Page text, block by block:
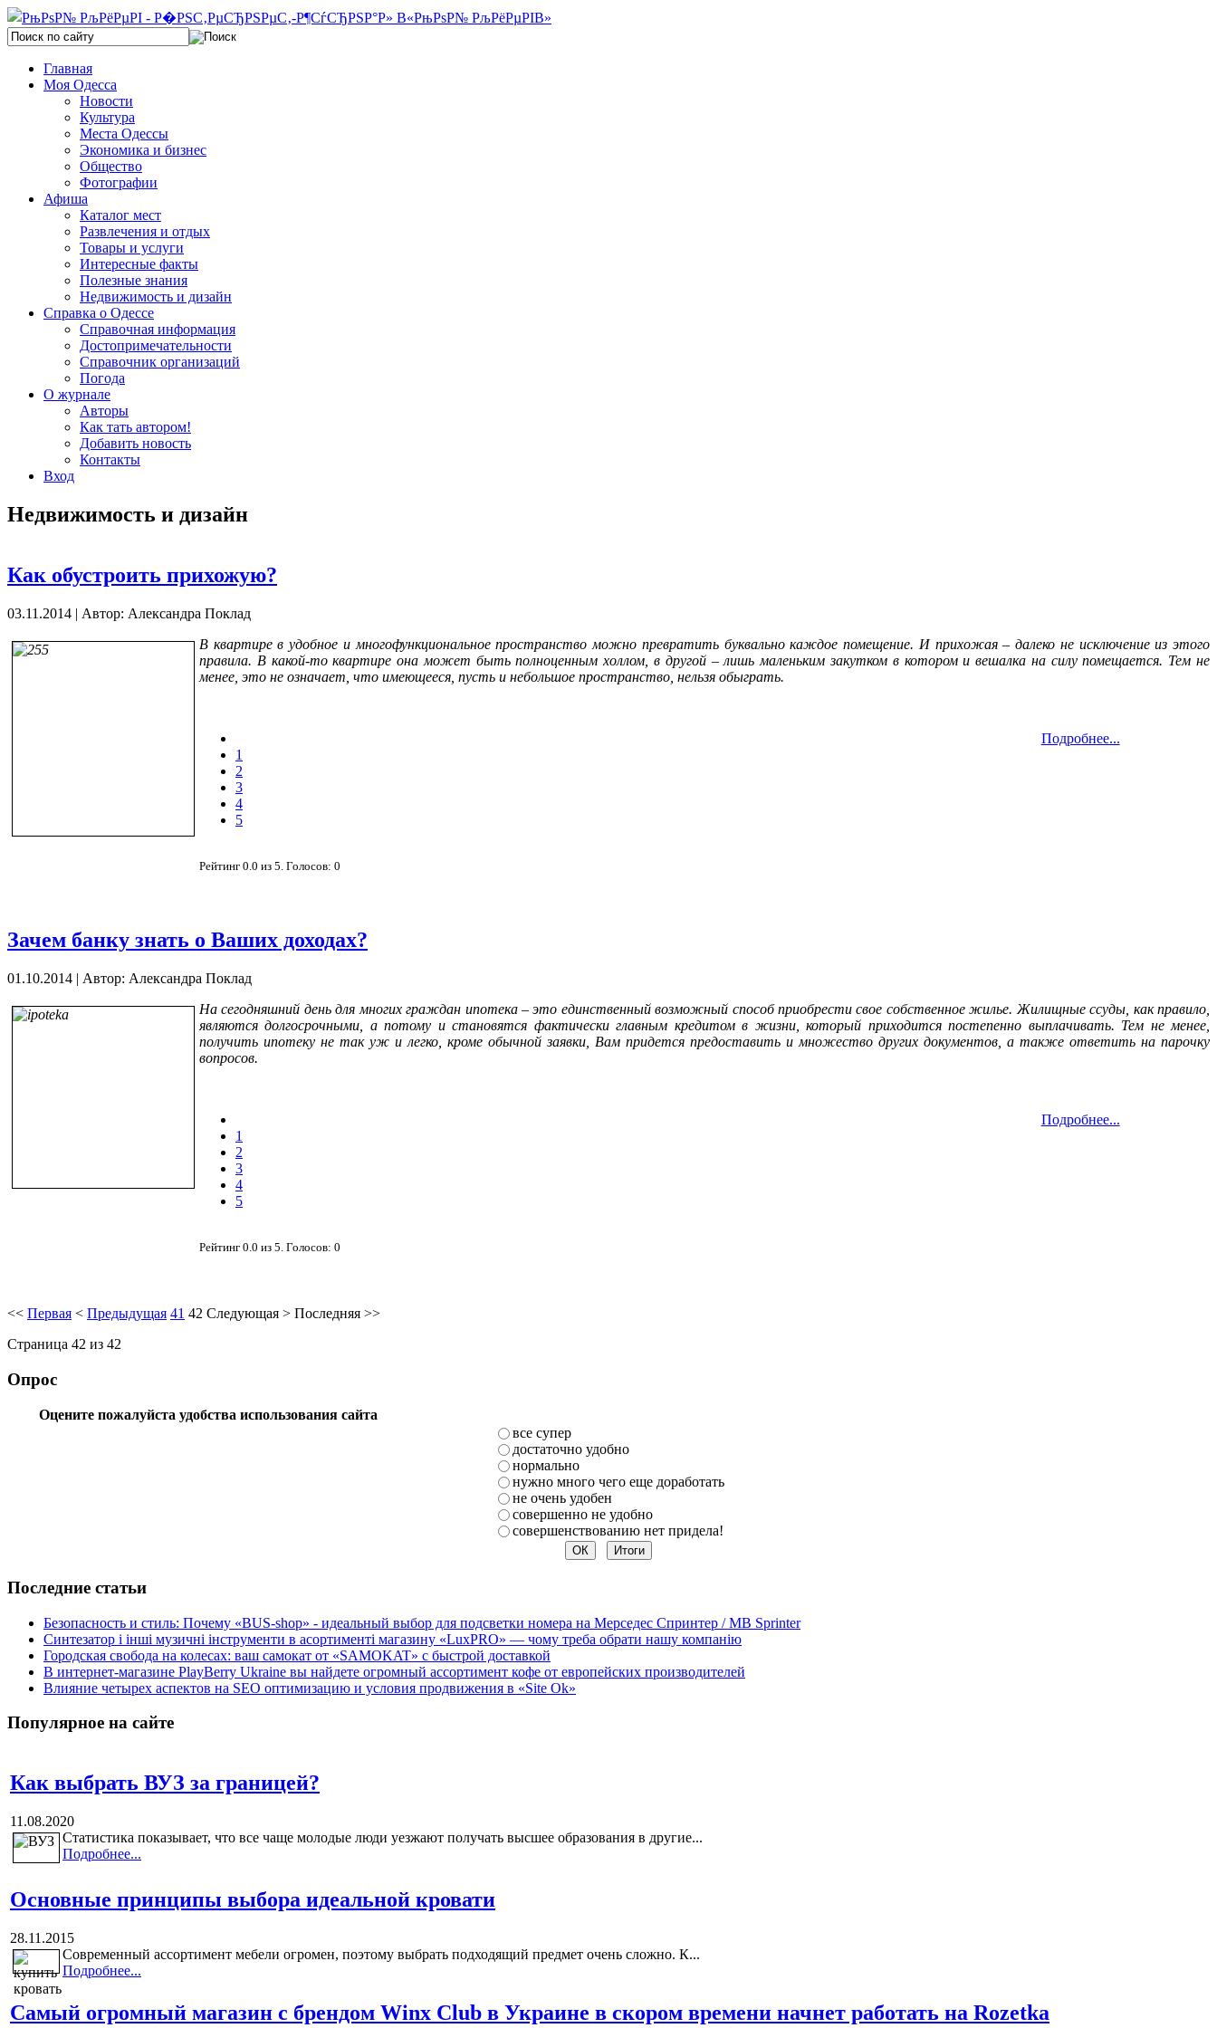
Главная
Моя Одесса
Новости
Культура
Места Одессы
Экономика и бизнес
Общество
Фотографии
Афиша
Каталог мест
Развлечения и отдых
Товары и услуги
Интересные факты
Полезные знания
Недвижимость и дизайн
Справка о Одессе
Справочная информация
Достопримечательности
Справочник организаций
Погода
О журнале
Авторы
Как тать автором!
Добавить новость
Контакты
Вход
Недвижимость и дизайн
Как обустроить прихожую?
03.11.2014 | Автор: Александра Поклад
В квартире в удобное и многофункциональное пространство можно превратить буквально каждое помещение. И прихожая – далеко не исключение из этого
правила. В какой-то квартире она может быть полноценным холлом, в другой – лишь маленьким закутком в котором и вешалка на силу помещается. Тем не
менее, это не означает, что имеющееся, пусть и небольшое пространство, нельзя обыграть.
1
2
3
4
5
Рейтинг 0.0 из 5 . Голосов: 0
Подробнее...
Зачем банку знать о Ваших доходах?
01.10.2014 | Автор: Александра Поклад
На сегодняшний день для многих граждан ипотека – это единственный возможный способ приобрести свое собственное жилье. Жилищные ссуды, как правило,
являются долгосрочными, а потому и становятся фактически главным кредитом в жизни, который приходится постепенно выплачивать. Тем не менее,
получить ипотеку не так уж и легко, кроме обычной заявки, Вам придется предоставить и множество других документов, а также ответить на парочку
вопросов.
1
2
3
4
5
Рейтинг 0.0 из 5 . Голосов: 0
Подробнее...
<< Первая < Предыдущая 41 42 Следующая > Последняя >>
Страница 42 из 42
Опрос
Оцените пожалуйста удобства использования сайта
все супер
достаточно удобно
нормально
нужно много чего еще доработать
не очень удобен
совершенно не удобно
совершенствованию нет придела!
Последние статьи
Безопасность и стиль: Почему «BUS-shop» - идеальный выбор для подсветки номера на Мерседес Спринтер / MB Sprinter
Синтезатор і інші музичні інструменти в асортименті магазину «LuxPRO» — чому треба обрати нашу компанію
Городская свобода на колесах: ваш самокат от «SAMOKAT» с быстрой доставкой
В интернет-магазине PlayBerry Ukraine вы найдете огромный ассортимент кофе от европейских производителей
Влияние четырех аспектов на SEO оптимизацию и условия продвижения в «Site Ok‎»
Популярное на сайте
Как выбрать ВУЗ за границей?
11.08.2020
Статистика показывает, что все чаще молодые люди уезжают получать высшее образования в другие...
Подробнее...
Основные принципы выбора идеальной кровати
28.11.2015
Современный ассортимент мебели огромен, поэтому выбрать подходящий предмет очень сложно. К...
Подробнее...
Самый огромный магазин с брендом Winx Club в Украине в скором времени начнет работать на Rozetka